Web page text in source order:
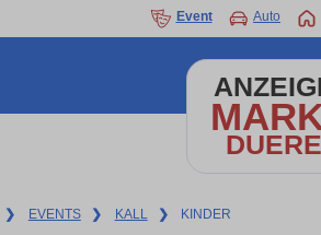
Event Auto
❯ EVENTS ❯ KALL ❯ KINDER